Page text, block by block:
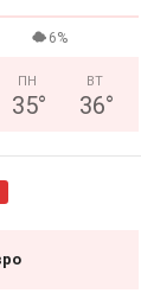
6%
ПН
35°
ВТ
36°